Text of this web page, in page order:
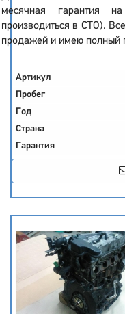
месячная гарантия
производиться в СТО).
продажей и имею полный
Артикул
Пробег
Год
Страна
Гарантия